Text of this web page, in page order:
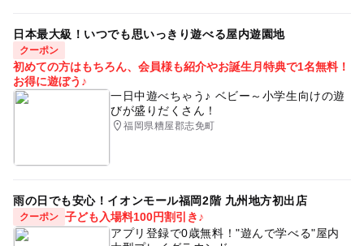
日本最大級！いつでも思いっきり遊べる屋内遊園地
クーポン
初めての方はもちろん、会員様も紹介やお誕生月特典で1名無料！
お得に遊ぼう♪
一日中遊べちゃう♪ ベビー～小学生向けの遊
びが盛りだくさん！
福岡県糟屋郡志免町
雨の日でも安心！イオンモール福岡2階 九州地方初出店
クーポン 子ども入場料100円割引き♪
アプリ登録で0歳無料！"遊んで学べる"屋内